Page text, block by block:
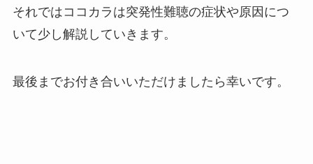
それではココカラは突発性難聴の症状や原因につ
いて少し解説していきます。
最後までお付き合いいただけましたら幸いです。